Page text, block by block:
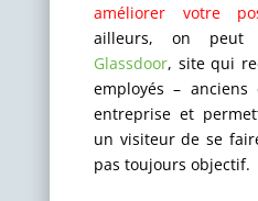
améliorer votre
ailleurs, on peut
Glassdoor, site qui
employés – anciens
entreprise et
un visiteur de se
pas toujours objectif.